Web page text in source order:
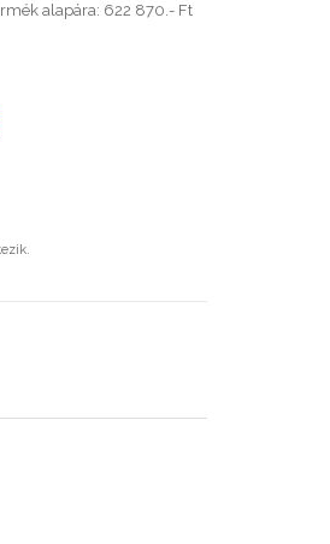
alapára: 622 870.- Ft